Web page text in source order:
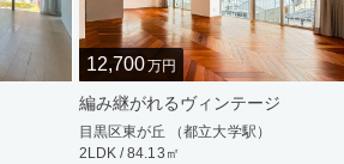
12,700万円
編み継がれるヴィンテージ
目黒区東が丘 （都立大学駅）
2LDK / 84.13㎡